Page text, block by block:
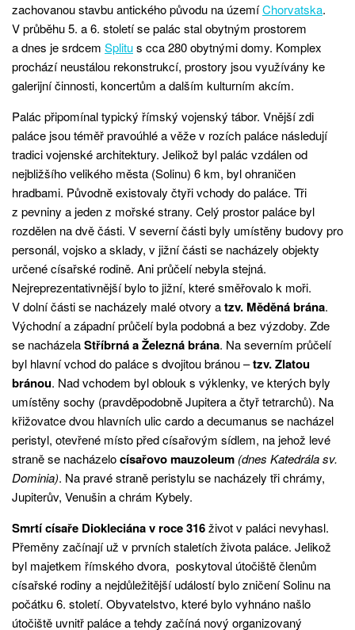
zachovanou stavbu antického původu na územíChorvatska.
V průběhu 5. a 6. století se palác stal obytným prostorem
a dnes je srdcem Splitus cca 280 obytnými domy. Komplex
prochází neustálou rekonstrukcí, prostory jsou využívány ke
galerijní činnosti, koncertům a dalším kulturním akcím.
Palác připomínal typický římský vojenský tábor. Vnější zdi
paláce jsou téměř pravoúhlé a věže v rozích paláce následují
tradici vojenské architektury. Jelikož byl palác vzdálen od
nejbližšího velikého města (Solinu) 6 km, byl ohraničen
hradbami. Původně existovaly čtyři vchody do paláce. Tři
z pevniny a jeden z mořské strany. Celý prostor paláce byl
rozdělen na dvě části. V severní části byly umístěny budovy pro
personál, vojsko a sklady, v jižní části se nacházely objekty
určené císařské rodině. Ani průčelí nebyla stejná.
Nejreprezentativnější bylo to jižní, které směřovalo k moři.
V dolní části se nacházely malé otvory atzv. Měděná brána.
Východní a západní průčelí byla podobná a bez výzdoby. Zde
se nacházelaStříbrná a Železná brána. Na severním průčelí
byl hlavní vchod do paláce s dvojitou bránou –tzv. Zlatou
bránou. Nad vchodem byl oblouk s výklenky, ve kterých byly
umístěny sochy (pravděpodobně Jupitera a čtyř tetrarchů). Na
křižovatce dvou hlavních ulic cardo a decumanus se nacházel
peristyl, otevřené místo před císařovým sídlem, na jehož levé
straně se nacházelocísařovo mauzoleum (dnes Katedrála sv.
Dominia). Na pravé straně peristylu se nacházely tři chrámy,
Jupiterův, Venušin a chrám Kybely.
Smrtí císaře Diokleciána v roce 316život v paláci nevyhasl.
Přeměny začínají už v prvních staletích života paláce. Jelikož
byl majetkem římského dvora, poskytoval útočiště členům
císařské rodiny a nejdůležitější událostí bylo zničení Solinu na
počátku 6. století. Obyvatelstvo, které bylo vyhnáno našlo
útočiště uvnitř paláce a tehdy začíná nový organizovaný